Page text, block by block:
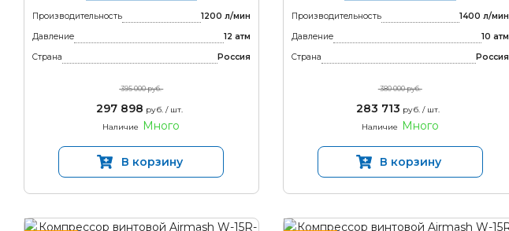
Производительность
1200 л/мин
Давление
12 атм
Страна
Россия
395 000 руб.
297 898 руб. / шт.
Наличие
Много
В корзину
Производительность
1400 л/мин
Давление
10 атм
Страна
Россия
380 000 руб.
283 713 руб. / шт.
Наличие
Много
В корзину